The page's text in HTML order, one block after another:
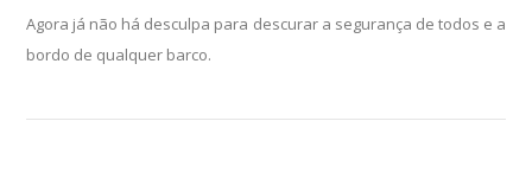
Agora já não há desculpa para descurar a segurança de todos e a
bordo de qualquer barco.